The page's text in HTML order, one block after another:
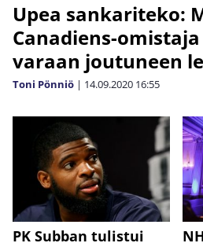
Upea sankariteko:
Canadiens-
varaan joutuneen
Toni Pönniö | 14.09.2020 16:55
PK Subban tulistui